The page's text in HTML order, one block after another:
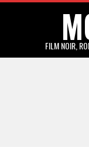
FILM NOIR,